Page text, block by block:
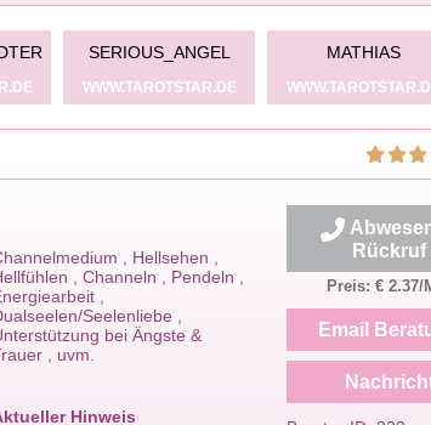
SERIOUS_ANGEL
WWW.TAROTSTAR.DE
MATHIAS
, Hellsehen ,
, Channeln , Pendeln ,
,
Seelenliebe ,
bei Ängste &
, uvm.
Hinweis
Rückruf
Preis: € 2.37/
Email